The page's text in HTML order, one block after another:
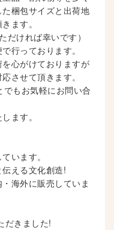
梱包サイズと出荷地
ます。
だければ幸いです）
行っております。
心がけておりますが
させて頂きます。
もお気軽にお問い合
ます。
います。
える文化創造!
海外に販売していま
だきました!